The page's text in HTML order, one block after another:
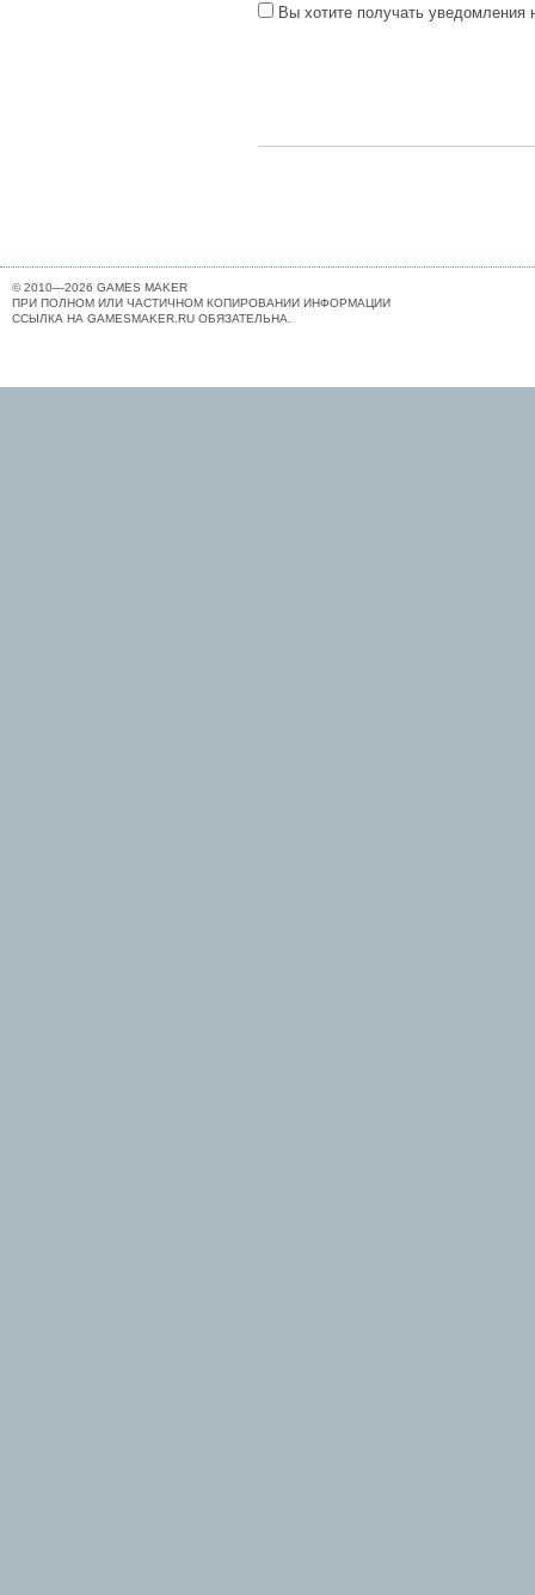
Вы хотите получать
© 2010—2026 GAMES MAKER
ПРИ ПОЛНОМ ИЛИ ЧАСТИЧНОМ КОПИРОВАНИИ ИНФОРМАЦИИ
ССЫЛКА НА GAMESMAKER.RU ОБЯЗАТЕЛЬНА.